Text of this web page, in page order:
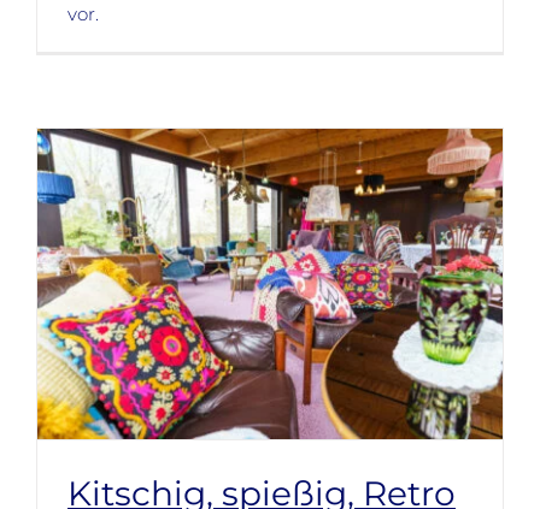
vor.
Kitschig, spießig, Retro